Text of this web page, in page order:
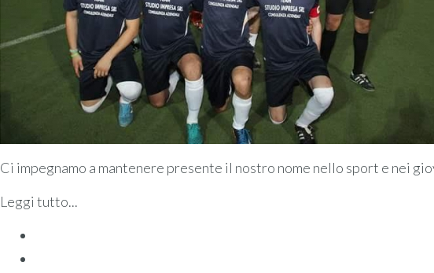
Ci impegnamo a mantenere presente il nostro nome nello sport e nei
Leggi tutto...